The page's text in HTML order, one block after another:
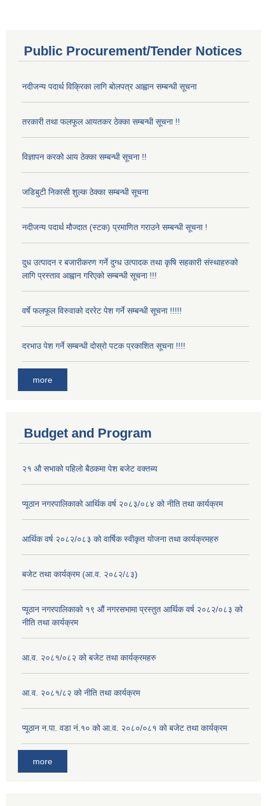
Public Procurement/Tender Notices
नदीजन्य पदार्थ विक्रिका लागि बोलपत्र आह्वान सम्बन्धी सूचना
तरकारी तथा फलफूल आयतकर ठेक्का सम्बन्धी सूचना !!
विज्ञापन करको आय ठेक्का सम्बन्धी सूचना !!
जडिबुटी निकासी शुल्क ठेक्का सम्बन्धी सूचना
नदीजन्य पदार्थ मौज्दात (स्टक) प्रमाणित गराउने सम्बन्धी सूचना !
दुध उत्पादन र बजारीकरण गर्ने दुग्ध उत्पादक तथा कृषि सहकारी संस्थाहरुको
लागि प्रस्ताव आह्वान गरिएको सम्बन्धी सूचना !!!
वर्षे फलफूल विरुवाको दररेट पेश गर्ने सम्बन्धी सूचना !!!!!
दरभाउ पेश गर्ने सम्बन्धी दोस्रो पटक प्रकाशित सूचना !!!!
more
Budget and Program
२१ औ सभाको पहिलो बैठकमा पेश बजेट वक्तब्य
प्यूठान नगरपालिकाको आर्थिक वर्ष २०८३/०८४ को नीति तथा कार्यक्रम
आर्थिक वर्ष २०८२/०८३ को वार्षिक स्वीकृत योजना तथा कार्यक्रमहरु
बजेट तथा कार्यक्रम (आ.व. २०८२/८३)
प्यूठान नगरपालिकाको १९ औं नगरसभामा प्रस्तुत आर्थिक वर्ष २०८२/०८३ को
नीति तथा कार्यक्रम
आ.व. २०८१/०८२ को बजेट तथा कार्यक्रमहरु
आ.व. २०८१/८२ को नीति तथा कार्यक्रम
प्यूठान न.पा. वडा नं.१० को आ.व. २०८०/०८१ को बजेट तथा कार्यक्रम
more